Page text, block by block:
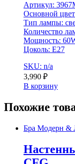
Артикул:
Основной
Тип лампы:
Количество
Мощность:
Цоколь: E27
SKU: n/a
3,990 ₽
В корзину
Похожие
Бра Модерн &